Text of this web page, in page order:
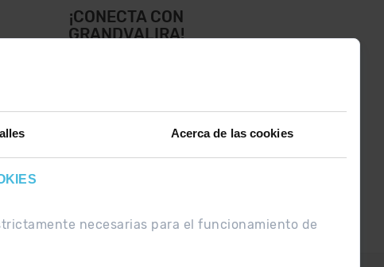
Acerca de las cookies
necesarias para el funcionamiento de
¡CONECTA CON
GRANDVALIRA!